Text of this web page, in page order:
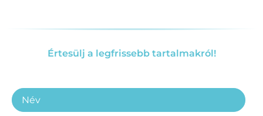
Értesülj a legfrissebb tartalmakról!